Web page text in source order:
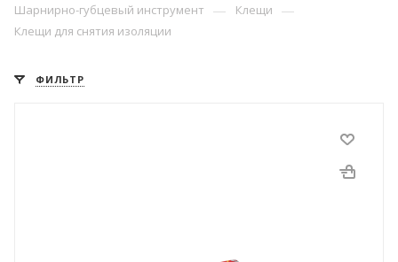
Шарнирно-губцевый инструмент — Клещи —
Клещи для снятия изоляции
ФИЛЬТР